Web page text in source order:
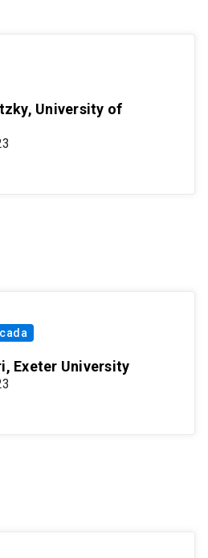
University of
Exeter University